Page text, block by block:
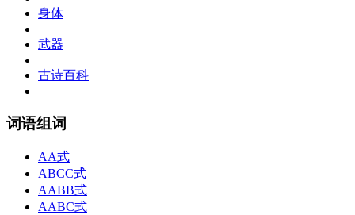
身体
武器
古诗百科
词语组词
AA式
ABCC式
AABB式
AABC式